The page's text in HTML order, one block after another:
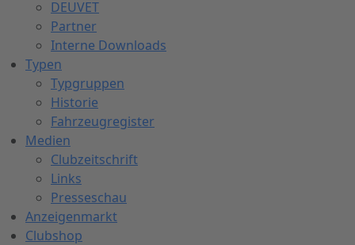
DEUVET
Partner
Interne Downloads
Typen
Typgruppen
Historie
Fahrzeugregister
Medien
Clubzeitschrift
Links
Presseschau
Anzeigenmarkt
Clubshop